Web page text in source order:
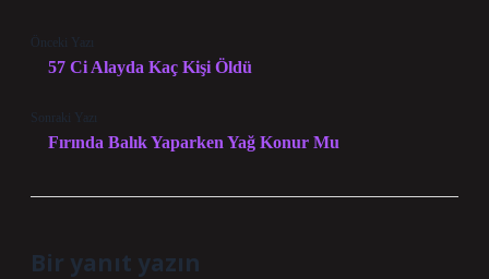
Önceki Yazı
57 Ci Alayda Kaç Kişi Öldü
Sonraki Yazı
Fırında Balık Yaparken Yağ Konur Mu
Bir yanıt yazın